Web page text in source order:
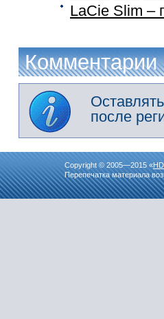
LaCie Slim –
Комментарии
после
Copyright © 2005—2015 «
Перепечатка материала